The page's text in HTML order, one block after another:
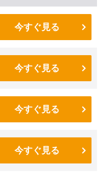
今すぐ見る
今すぐ見る
今すぐ見る
今すぐ見る